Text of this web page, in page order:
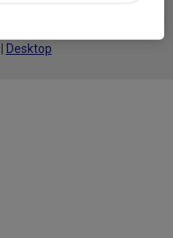
Desktop